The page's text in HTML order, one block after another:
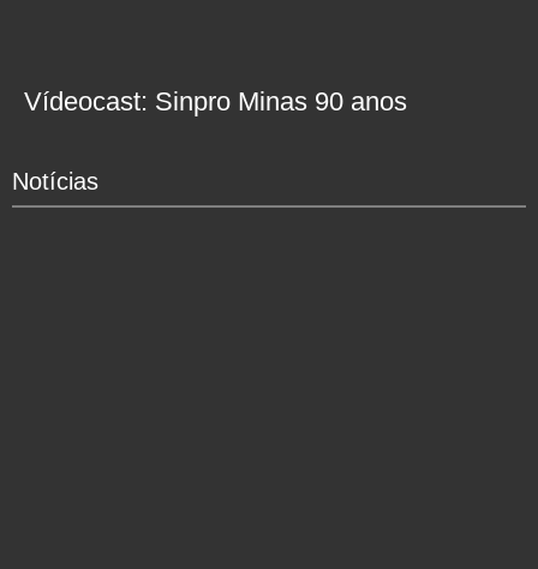
Vídeocast: Sinpro Minas 90 anos
Notícias